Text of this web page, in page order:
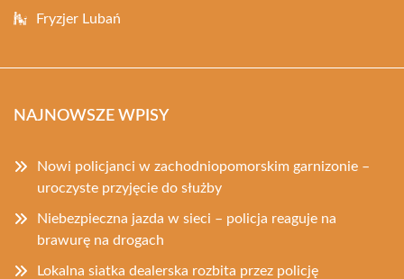
Fryzjer Lubań
NAJNOWSZE WPISY
Nowi policjanci w zachodniopomorskim garnizonie –
uroczyste przyjęcie do służby
Niebezpieczna jazda w sieci – policja reaguje na
brawurę na drogach
Lokalna siatka dealerska rozbita przez policję